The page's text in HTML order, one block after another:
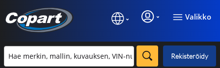
Valikko
Rekisteröidy